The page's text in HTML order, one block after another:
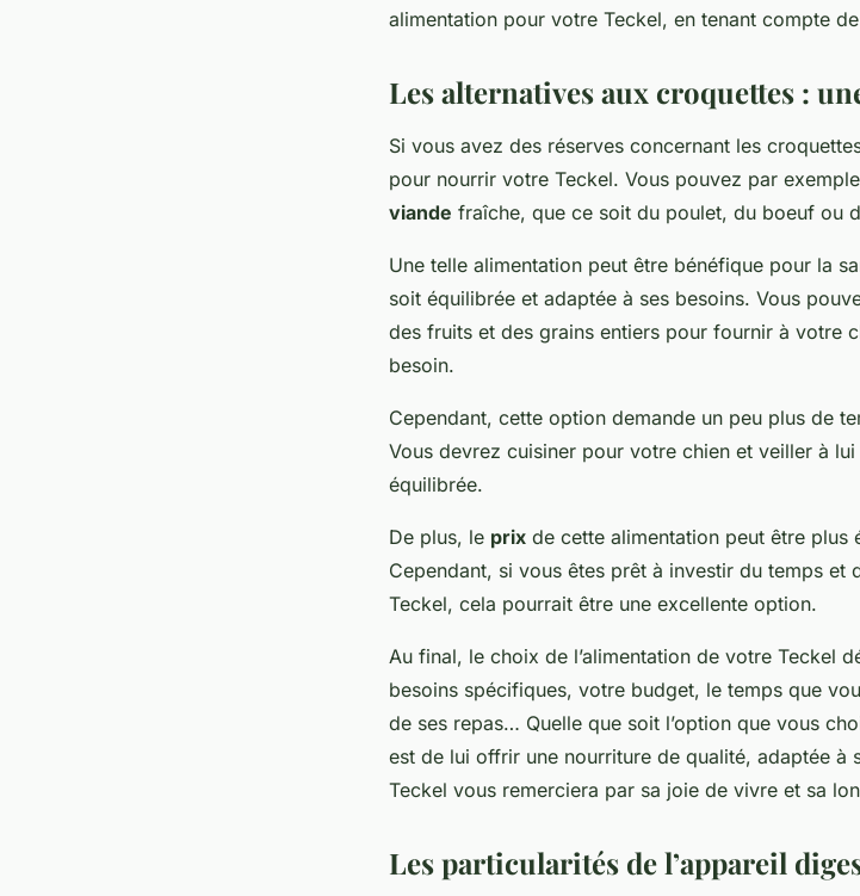
alimentation pour votre Teckel, en tenant compte
Les alternatives aux croquettes :
Si vous avez des réserves concernant les
pour nourrir votre Teckel. Vous pouvez par
viande fraîche, que ce soit du poulet, du boeuf ou
Une telle alimentation peut être bénéfique pour la
soit équilibrée et adaptée à ses besoins. Vous
des fruits et des grains entiers pour fournir à votre
besoin.
Cependant, cette option demande un peu plus de
Vous devrez cuisiner pour votre chien et veiller à
équilibrée.
De plus, le prix de cette alimentation peut être plus
Cependant, si vous êtes prêt à investir du temps et
Teckel, cela pourrait être une excellente option.
Au final, le choix de l’alimentation de votre Teckel
besoins spécifiques, votre budget, le temps que
de ses repas… Quelle que soit l’option que vous
est de lui offrir une nourriture de qualité, adaptée à
Teckel vous remerciera par sa joie de vivre et sa
Les particularités de l’appareil